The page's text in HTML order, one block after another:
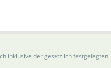
inklusive der gesetzlich festgelegten